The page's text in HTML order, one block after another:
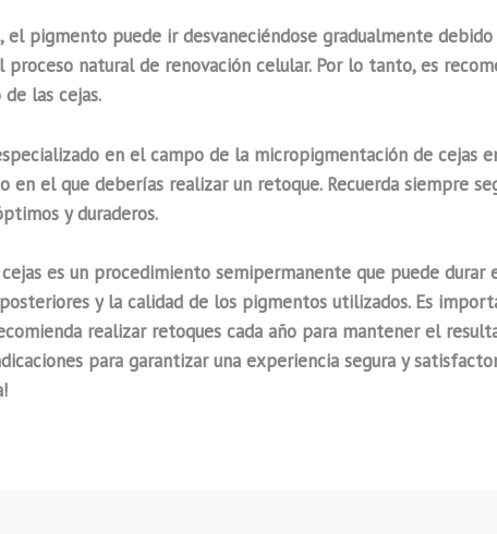
pigmento puede ir desvaneciéndose gradualmente
natural de renovación celular. Por lo tanto,es
las cejas.
en el campo de la micropigmentación de cejas
el que deberías realizar un retoque. Recuerda siempre
y duraderos.
es un procedimiento semipermanente que puede durar
y la calidad de los pigmentos utilizados. Es
realizar retoques cada año para mantener el
para garantizar una experiencia segura y